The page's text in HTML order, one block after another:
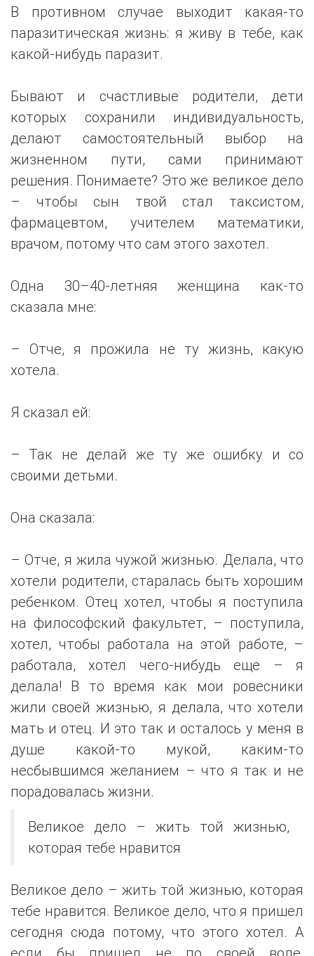
В противном случае выходит какая-то
паразитическая жизнь: я живу в тебе, как
какой-нибудь паразит.
Бывают и счастливые родители, дети
которых сохранили индивидуальность,
делают самостоятельный выбор на
жизненном пути, сами принимают
решения. Понимаете? Это же великое дело
– чтобы сын твой стал таксистом,
фармацевтом, учителем математики,
врачом, потому что сам этого захотел.
Одна 30–40-летняя женщина как-то
сказала мне:
– Отче, я прожила не ту жизнь, какую
хотела.
Я сказал ей:
– Так не делай же ту же ошибку и со
своими детьми.
Она сказала:
– Отче, я жила чужой жизнью. Делала, что
хотели родители, старалась быть хорошим
ребенком. Отец хотел, чтобы я поступила
на философский факультет, – поступила,
хотел, чтобы работала на этой работе, –
работала, хотел чего-нибудь еще – я
делала! В то время как мои ровесники
жили своей жизнью, я делала, что хотели
мать и отец. И это так и осталось у меня в
душе какой-то мукой, каким-то
несбывшимся желанием – что я так и не
порадовалась жизни.
Великое дело – жить той жизнью,
которая тебе нравится
Великое дело – жить той жизнью, которая
тебе нравится. Великое дело, что я пришел
сегодня сюда потому, что этого хотел. А